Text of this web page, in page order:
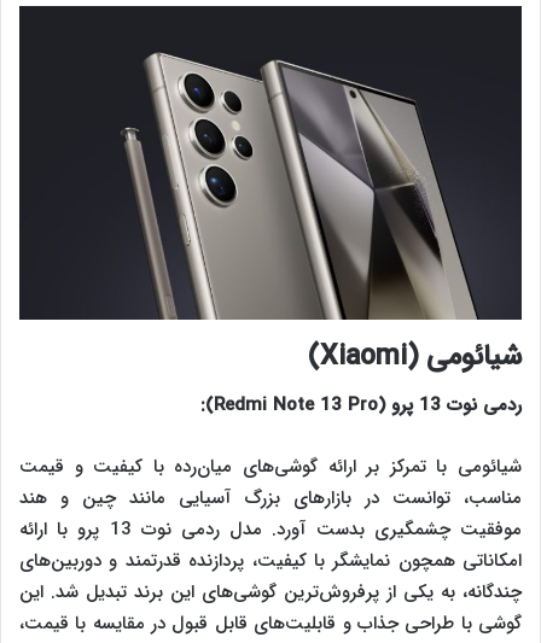
شیائومی (Xiaomi
)
ردمی نوت 13 پرو ( Redmi Note 13 Pro
):
شیائومی با تمرکز بر ارائه گوشی‌های میان‌رده با کیفیت و قیمت
مناسب، توانست در بازارهای بزرگ آسیایی مانند چین و هند
موفقیت چشمگیری بدست آورد. مدل ردمی نوت 13 پرو با ارائه
امکاناتی همچون نمایشگر با کیفیت، پردازنده قدرتمند و دوربین‌های
چندگانه، به یکی از پرفروش‌ترین گوشی‌های این برند تبدیل شد. این
گوشی با طراحی جذاب و قابلیت‌های قابل قبول در مقایسه با قیمت،